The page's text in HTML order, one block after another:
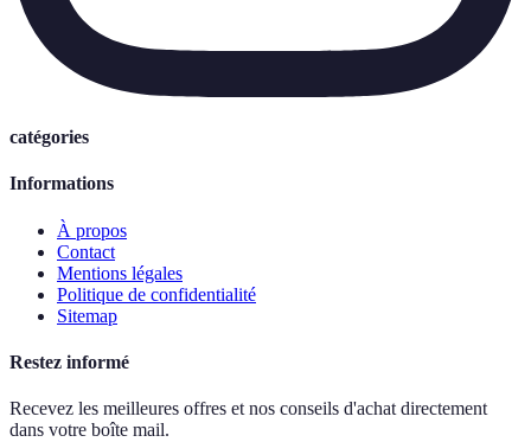
catégories
Informations
À propos
Contact
Mentions légales
Politique de confidentialité
Sitemap
Restez informé
Recevez les meilleures offres et nos conseils d'achat directement
dans votre boîte mail.